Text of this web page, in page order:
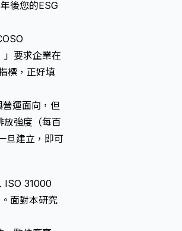
後您的ESG
要求企業在
標，正好填
運面向，但
放強度（每百
旦建立，即可
ISO 31000
面對本研究